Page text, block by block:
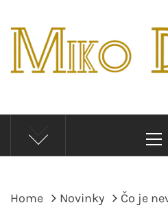
to
content
MIKO
Novinky, tipy a
Home Novinky
Čo je